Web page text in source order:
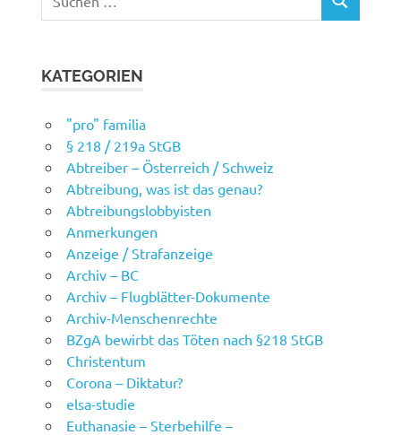
nach:
SUCHEN
KATEGORIEN
"pro" familia
§ 218 / 219a StGB
Abtreiber – Österreich / Schweiz
Abtreibung, was ist das genau?
Abtreibungslobbyisten
Anmerkungen
Anzeige / Strafanzeige
Archiv – BC
Archiv – Flugblätter-Dokumente
Archiv-Menschenrechte
BZgA bewirbt das Töten nach §218 StGB
Christentum
Corona – Diktatur?
elsa-studie
Euthanasie – Sterbehilfe –